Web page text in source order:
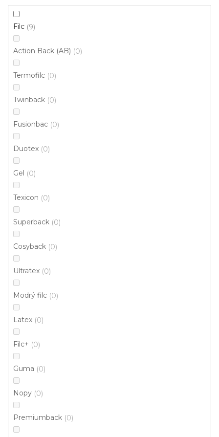
Filc 9
Action Back (AB) 0
Termofilc 0
Twinback 0
Fusionbac 0
Duotex 0
Gel 0
Texicon 0
Superback 0
Cosyback 0
Ultratex 0
Modrý filc 0
Latex 0
Filc+ 0
Guma 0
Nopy 0
Premiumback 0
Metrážový koberec AVILA 9445
Skladem externě, odesíláme do 2-3 dnů
317 Kč
5 m
Metrážový koberec AVILA 9455
Skladem externě, odesíláme do 2-3 dnů